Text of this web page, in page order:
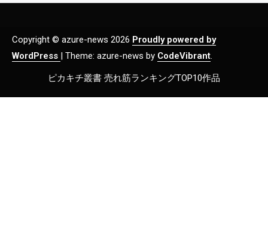
Copyright © azure-news 2026 Proudly powered by
WordPress
Theme: azure-news by CodeVibrant.
ピカキチ叢書 売れ筋ランキングTOP10作品